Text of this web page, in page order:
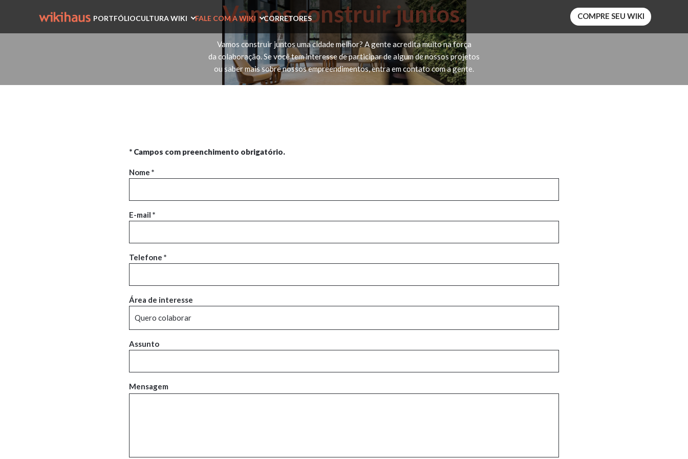
PORTFÓLIOCULTURA WIKI FALE COM A WIKI CORRETORES COMPRE SEU WIKI
Vamos construir juntos.
Vamos construir juntos uma cidade melhor? A gente acredita muito na força
da colaboração. Se você tem interesse de participar de algum de nossos projetos
ou saber mais sobre nossos empreendimentos, entra em contato com a gente.
* Campos com preenchimento obrigatório.
Nome *
E-mail *
Telefone *
Área de interesse
Assunto
Mensagem